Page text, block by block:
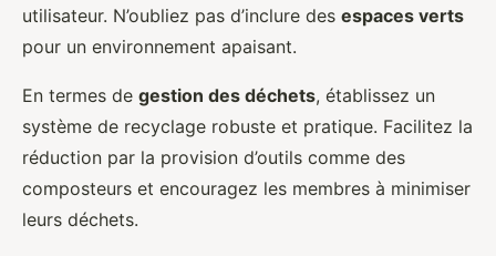
utilisateur. N’oubliez pas d’inclure des espaces verts
pour un environnement apaisant.
En termes de gestion des déchets, établissez un
système de recyclage robuste et pratique. Facilitez la
réduction par la provision d’outils comme des
composteurs et encouragez les membres à minimiser
leurs déchets.